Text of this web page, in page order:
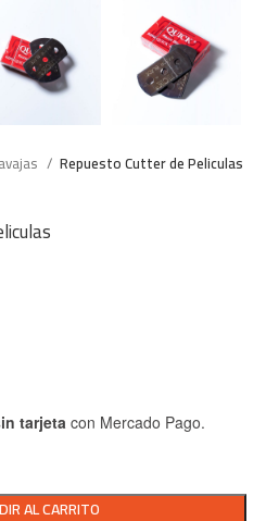
Repuesto Cutter de Peliculas
tarjeta con Mercado Pago.
AL CARRITO